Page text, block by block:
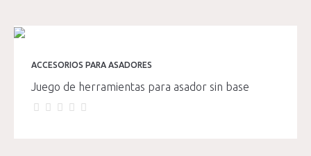
ACCESORIOS PARA ASADORES
Juego de herramientas para asador sin base